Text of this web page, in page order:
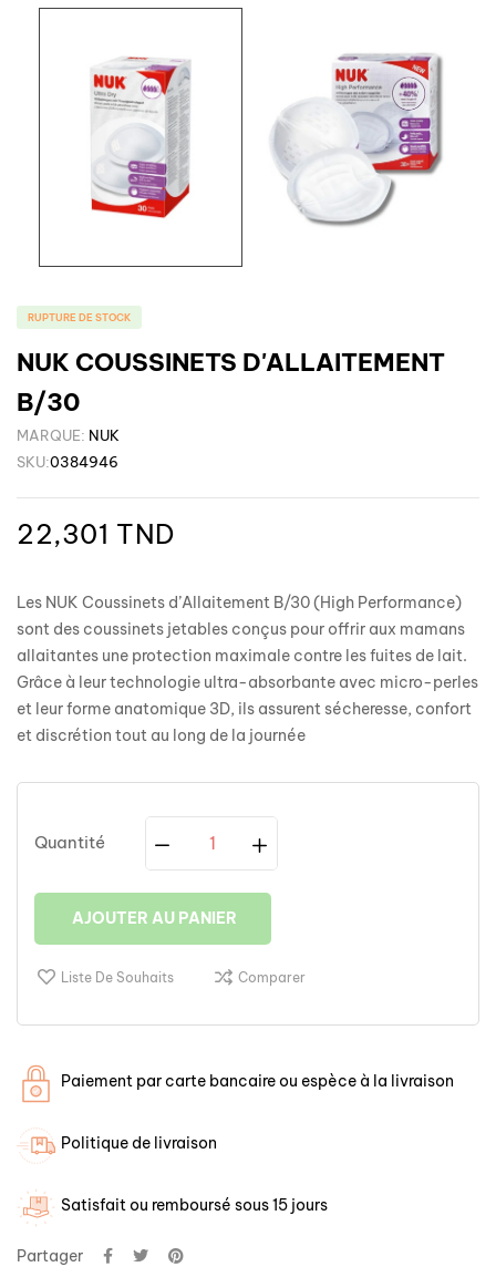
RUPTURE DE STOCK
NUK COUSSINETS D'ALLAITEMENT
B/30
MARQUE: NUK
SKU:0384946
22,301 TND
Les NUK Coussinets d’Allaitement B/30 (High Performance)
sont des coussinets jetables conçus pour offrir aux mamans
allaitantes une protection maximale contre les fuites de lait.
Grâce à leur technologie ultra-absorbante avec micro-perles
et leur forme anatomique 3D, ils assurent sécheresse, confort
et discrétion tout au long de la journée
Quantité
AJOUTER AU PANIER
Liste De Souhaits Comparer
Paiement par carte bancaire ou espèce à la livraison
Politique de livraison
Satisfait ou remboursé sous 15 jours
Partager